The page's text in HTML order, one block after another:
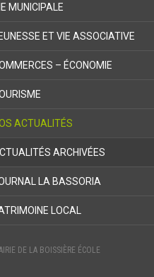
MUNICIPALE
ET VIE ASSOCIATIVE
– ÉCONOMIE
ACTUALITÉS
ARCHIVÉES
LA BASSORIA
LOCAL
DE LA BOISSIÈRE ÉCOLE